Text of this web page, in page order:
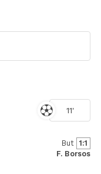
11'
But 1:1
F. Borsos